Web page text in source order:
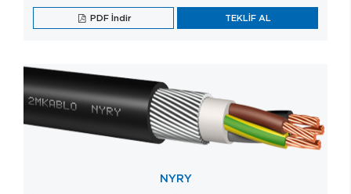
PDF İndir TEKLİF AL
NYRY